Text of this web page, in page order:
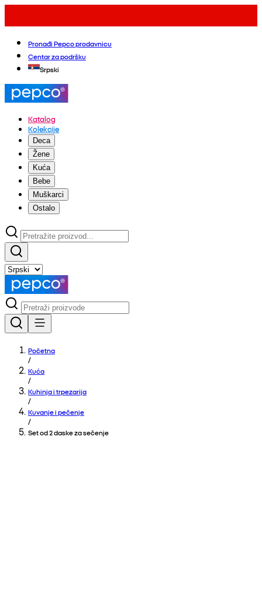
Pronađi Pepco prodavnicu
Centar za podršku
Srpski
Katalog
Kolekcije
Deca
Žene
Kuća
Bebe
Muškarci
Ostalo
Početna
/
Kuća
/
Kuhinja i trpezarija
/
Kuvanje i pečenje
/
Set od 2 daske za sečenje